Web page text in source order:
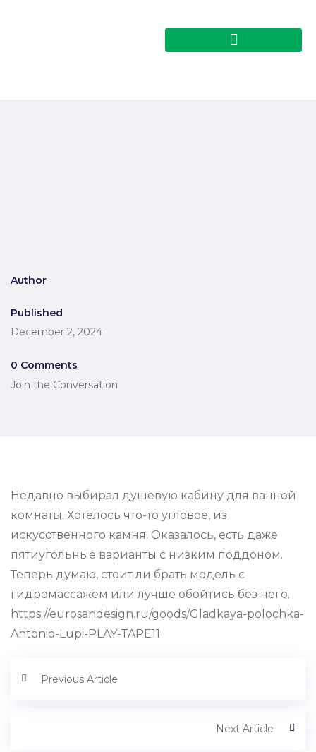
Author
Published
December 2, 2024
0 Comments
Join the Conversation
Недавно выбирал душевую кабину для ванной
комнаты. Хотелось что-то угловое, из
искусственного камня. Оказалось, есть даже
пятиугольные варианты с низким поддоном.
Теперь думаю, стоит ли брать модель с
гидромассажем или лучше обойтись без него.
https://eurosandesign.ru/goods/Gladkaya-polochka-
Antonio-Lupi-PLAY-TAPE11
Previous Article
Next Article